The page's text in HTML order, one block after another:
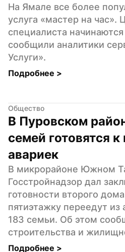
На Ямале все более
услуга «мастер на час».
специалиста
сообщили аналитики
Услуги».
Подробнее >
Общество
В Пуровском
семей готовятся к
авариек
В микрорайоне Южном
Госстройнадзор дал
готовности второго
пятиэтажку переедут из
183 семьи. Об этом
строительства и
Подробнее >